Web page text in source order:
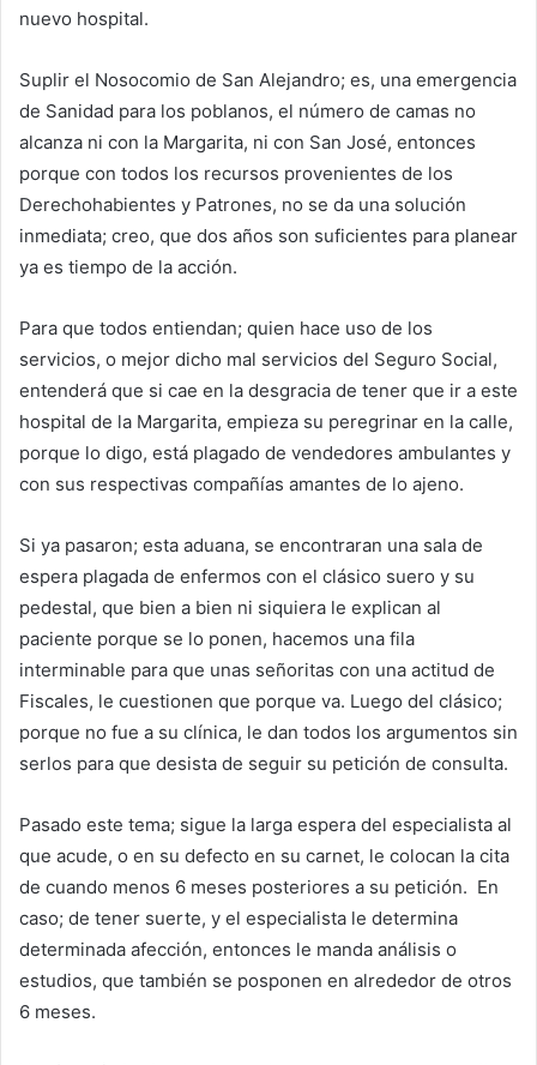
nuevo hospital.
Suplir el Nosocomio de San Alejandro; es, una emergencia
de Sanidad para los poblanos, el número de camas no
alcanza ni con la Margarita, ni con San José, entonces
porque con todos los recursos provenientes de los
Derechohabientes y Patrones, no se da una solución
inmediata; creo, que dos años son suficientes para planear
ya es tiempo de la acción.
Para que todos entiendan; quien hace uso de los
servicios, o mejor dicho mal servicios del Seguro Social,
entenderá que si cae en la desgracia de tener que ir a este
hospital de la Margarita, empieza su peregrinar en la calle,
porque lo digo, está plagado de vendedores ambulantes y
con sus respectivas compañías amantes de lo ajeno.
Si ya pasaron; esta aduana, se encontraran una sala de
espera plagada de enfermos con el clásico suero y su
pedestal, que bien a bien ni siquiera le explican al
paciente porque se lo ponen, hacemos una fila
interminable para que unas señoritas con una actitud de
Fiscales, le cuestionen que porque va. Luego del clásico;
porque no fue a su clínica, le dan todos los argumentos sin
serlos para que desista de seguir su petición de consulta.
Pasado este tema; sigue la larga espera del especialista al
que acude, o en su defecto en su carnet, le colocan la cita
de cuando menos 6 meses posteriores a su petición. En
caso; de tener suerte, y el especialista le determina
determinada afección, entonces le manda análisis o
estudios, que también se posponen en alrededor de otros
6 meses.